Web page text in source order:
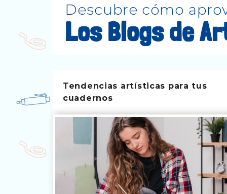
Descubre cómo
Los Blogs de
Tendencias artísticas para tus
cuadernos